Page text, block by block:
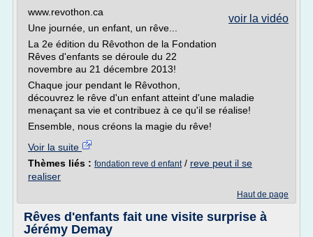
voir la vidéo
www.revothon.ca
Une journée, un enfant, un rêve...
La 2e édition du Rêvothon de la Fondation
Rêves d'enfants se déroule du 22
novembre au 21 décembre 2013!
Chaque jour pendant le Rêvothon,
découvrez le rêve d'un enfant atteint d'une maladie
menaçant sa vie et contribuez à ce qu'il se réalise!
Ensemble, nous créons la magie du rêve!
Voir la suite
Thèmes liés : fondation reve d enfant/ reve peut il se
realiser
Haut de page
Rêves d'enfants fait une visite surprise à
Jérémy Demay